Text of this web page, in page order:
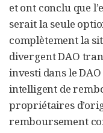
et ont conclu que
serait la seule
complètement la
divergent DAO
investi dans le
intelligent de
propriétaires
remboursement